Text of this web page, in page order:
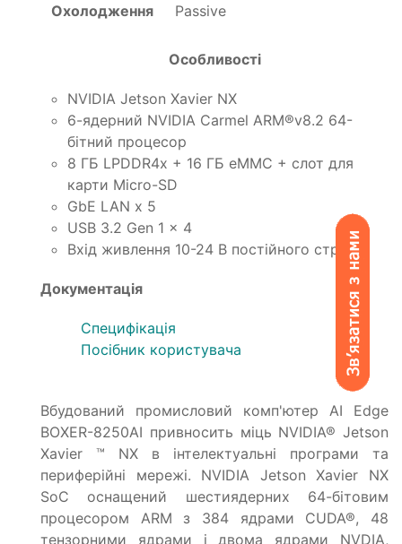
Охолодження Passive
Особливості
NVIDIA Jetson Xavier NX
6-ядерний NVIDIA Carmel ARM®v8.2 64-
бітний процесор
8 ГБ LPDDR4x + 16 ГБ eMMC + слот для
карти Micro-SD
GbE LAN x 5
USB 3.2 Gen 1 x 4
Вхід живлення 10-24 В постійного струму
Документація
Специфікація
Посібник користувача
Вбудований промисловий комп'ютер AI Edge
BOXER-8250AI привносить міць NVIDIA® Jetson
Xavier ™ NX в інтелектуальні програми та
периферійні мережі. NVIDIA Jetson Xavier NX
SoC оснащений шестиядерних 64-бітовим
процесором ARM з 384 ядрами CUDA®, 48
тензорними ядрами і двома ядрами NVDIA,